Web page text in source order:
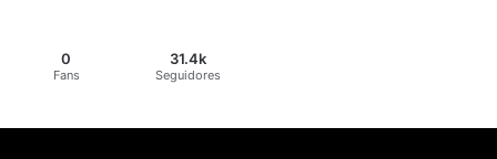
0
Fans
31.4k
Seguidores